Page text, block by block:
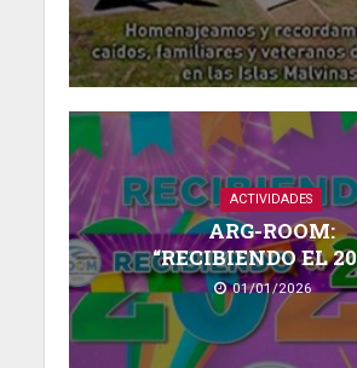
ACTIVIDADES
ARG-ROOM:
“RECIBIENDO EL
01/01/2026